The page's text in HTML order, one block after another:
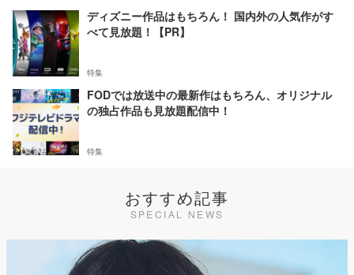
ディズニー作品はもちろん！ 国内外の人気作がす
べて見放題！【PR】
特集
FODでは放送中の最新作はもちろん、オリジナル
の独占作品も見放題配信中！
特集
おすすめ記事
SPECIAL NEWS